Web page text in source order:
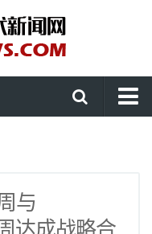
与
达成战略合